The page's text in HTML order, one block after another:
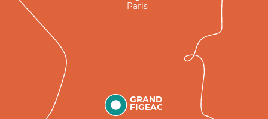
GRAND
FIGEAC
Paris